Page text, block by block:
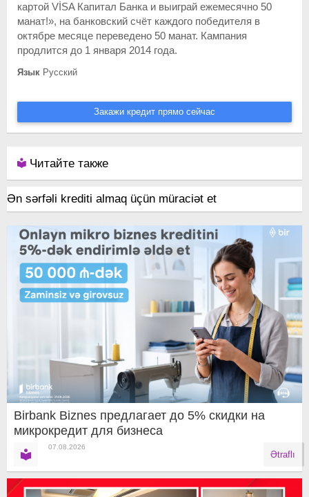
картой VİSA Капитал Банка и выиграй ежемесячно 50
манат!», на банковский счёт каждого победителя в
октябре месяце переведено 50 манат. Кампания
продлится до 1 января 2014 года.
Язык Русский
Закажи кредит прямо сейчас
Читайте также
Ən sərfəli krediti almaq üçün müraciət et
Birbank Biznes предлагает до 5% скидки на
микрокредит для бизнеса
07.08.2026
Ətraflı